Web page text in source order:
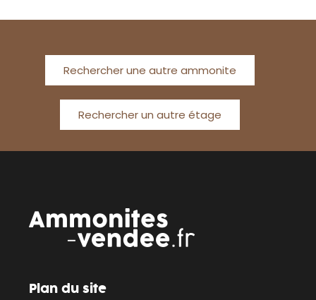
Rechercher une autre ammonite
Rechercher un autre étage
Plan du site